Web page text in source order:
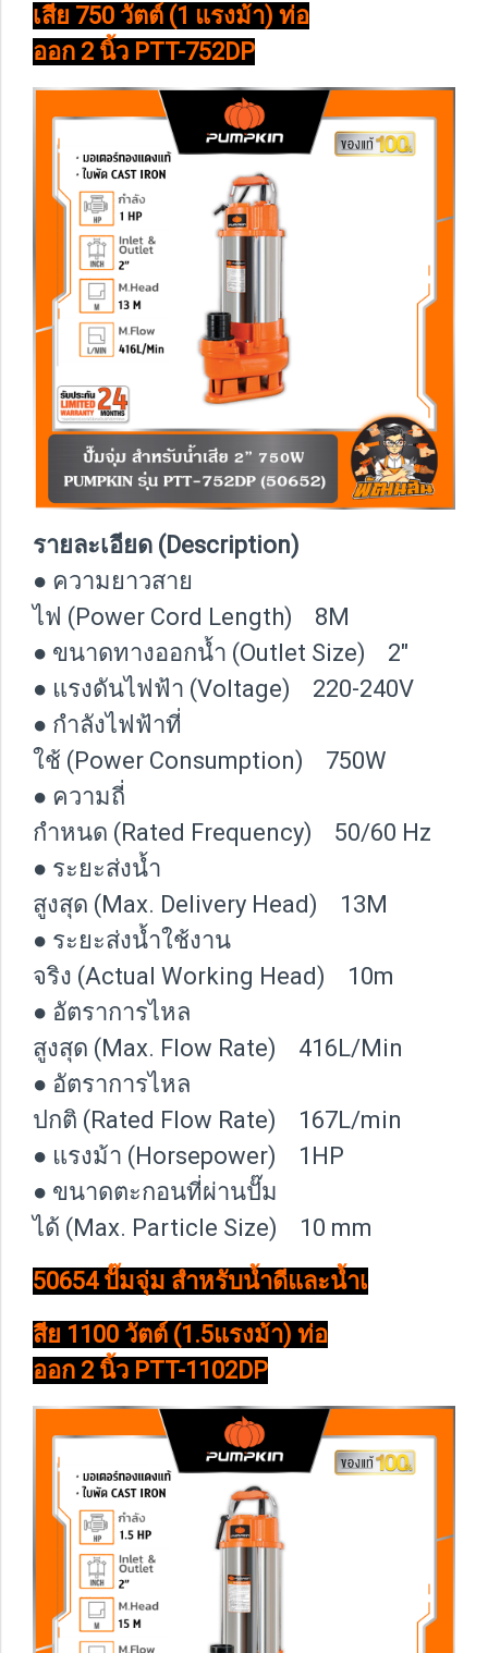
เสีย 750 วัตต์ (1 แรงม้า) ท่อ
ออก 2 นิ้ว PTT-752DP
รายละเอียด (Description)
● ความยาวสาย
ไฟ (Power Cord Length) 8M
● ขนาดทางออกน้ำ (Outlet Size) 2″
● แรงดันไฟฟ้า (Voltage) 220-240V
● กำลังไฟฟ้าที่
ใช้ (Power Consumption) 750W
● ความถี่
กำหนด (Rated Frequency) 50/60 Hz
● ระยะส่งน้ำ
สูงสุด (Max. Delivery Head) 13M
● ระยะส่งน้ำใช้งาน
จริง (Actual Working Head) 10m
● อัตราการไหล
สูงสุด (Max. Flow Rate) 416L/Min
● อัตราการไหล
ปกติ (Rated Flow Rate) 167L/min
● แรงม้า (Horsepower) 1HP
● ขนาดตะกอนที่ผ่านปั๊ม
ได้ (Max. Particle Size) 10 mm
50654 ปั๊มจุ่ม สำหรับน้ำดีและน้ำเ
สีย 1100 วัตต์ (1.5แรงม้า) ท่อ
ออก 2 นิ้ว PTT-1102DP